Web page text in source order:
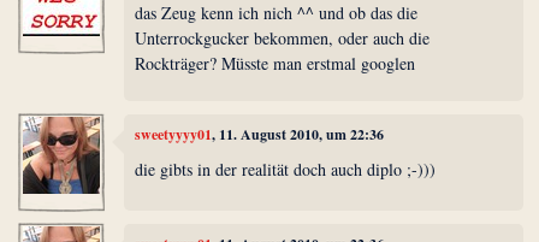
das Zeug kenn ich nich ^^ und ob das die
Unterrockgucker bekommen, oder auch die
Rockträger? Müsste man erstmal googlen
sweetyyyy01, 11. August 2010, um 22:36
die gibts in der realität doch auch diplo ;-)))